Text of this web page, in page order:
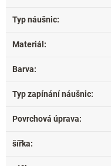
Typ náušnic:
Materiál :
Barva:
Typ zapínání náušnic:
Povrchová úprava:
šířka: